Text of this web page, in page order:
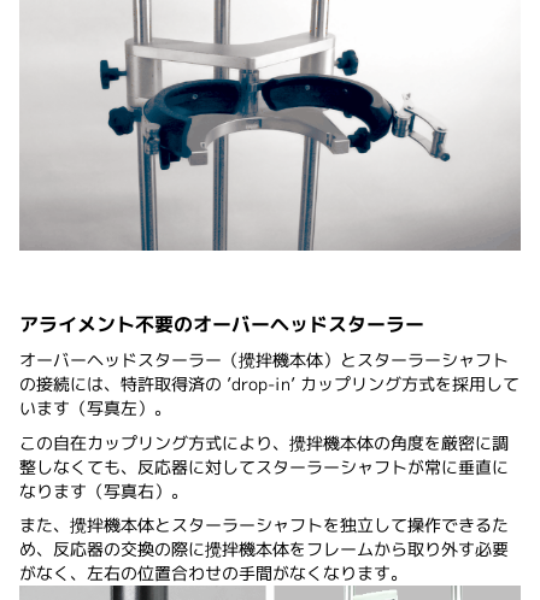
アライメント不要のオーバーヘッドスターラー
オーバーヘッドスターラー（攪拌機本体）とスターラーシャフト
の接続には、特許取得済の ’drop-in’ カップリング方式を採用して
います（写真左）。
この自在カップリング方式により、攪拌機本体の角度を厳密に調
整しなくても、反応器に対してスターラーシャフトが常に垂直に
なります（写真右）。
また、攪拌機本体とスターラーシャフトを独立して操作できるた
め、反応器の交換の際に攪拌機本体をフレームから取り外す必要
がなく、左右の位置合わせの手間がなくなります。